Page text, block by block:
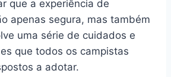
que a experiência de
apenas segura, mas também
uma série de cuidados e
que todos os campistas
a adotar.